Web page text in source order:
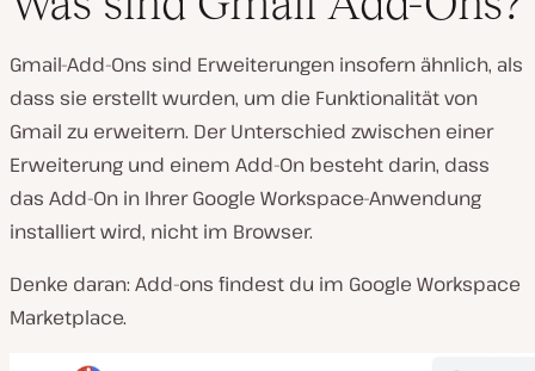
Gmail-Add-Ons sind Erweiterungen insofern ähnlich, als
dass sie erstellt wurden, um die Funktionalität von
Gmail zu erweitern. Der Unterschied zwischen einer
Erweiterung und einem Add-On besteht darin, dass
das Add-On in Ihrer Google Workspace-Anwendung
installiert wird, nicht im Browser.
Denke daran: Add-ons findest du im Google Workspace
Marketplace.